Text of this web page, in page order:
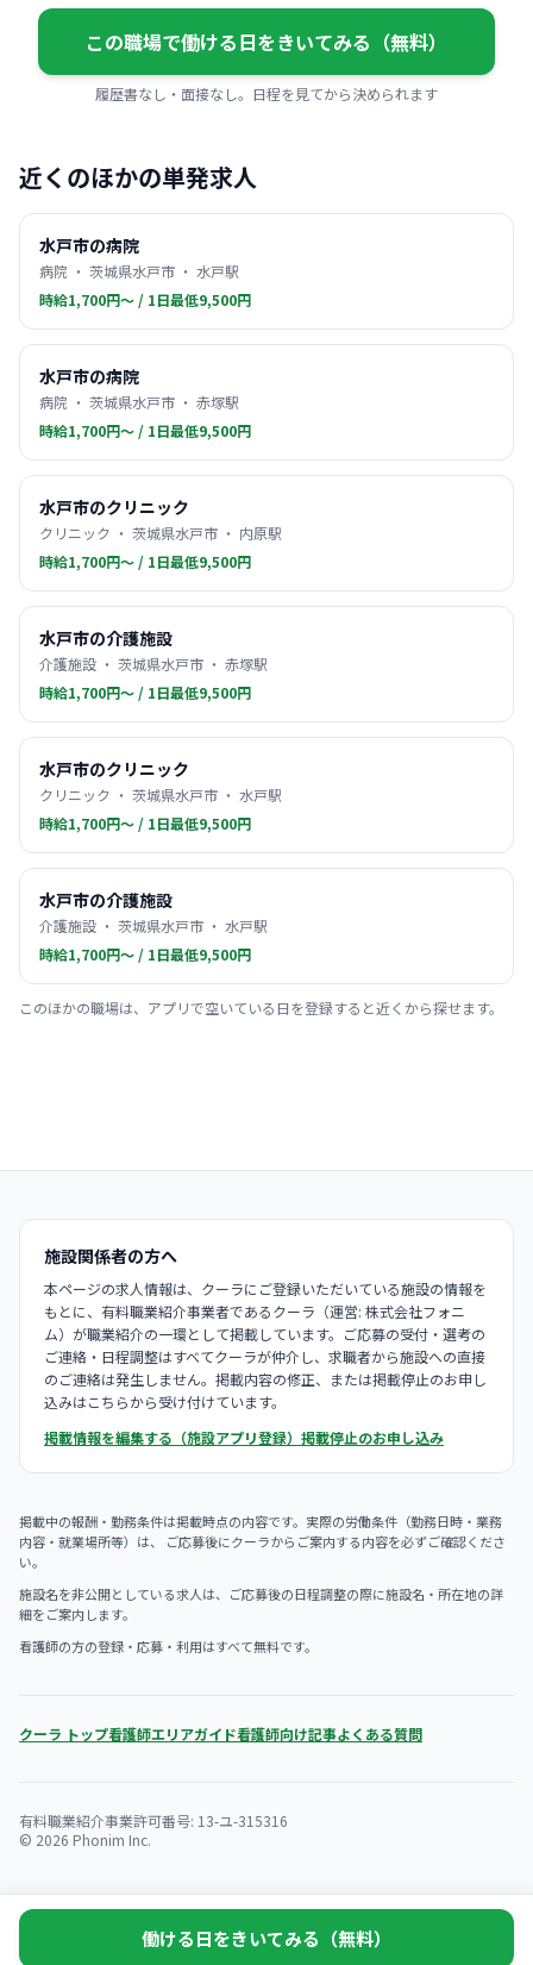
この職場で働ける日をきいてみる（無料）
履歴書なし・面接なし。日程を見てから決められます
近くのほかの単発求人
水戸市の病院
病院 ・ 茨城県水戸市 ・ 水戸駅
時給1,700円〜 / 1日最低9,500円
水戸市の病院
病院 ・ 茨城県水戸市 ・ 赤塚駅
時給1,700円〜 / 1日最低9,500円
水戸市のクリニック
クリニック ・ 茨城県水戸市 ・ 内原駅
時給1,700円〜 / 1日最低9,500円
水戸市の介護施設
介護施設 ・ 茨城県水戸市 ・ 赤塚駅
時給1,700円〜 / 1日最低9,500円
水戸市のクリニック
クリニック ・ 茨城県水戸市 ・ 水戸駅
時給1,700円〜 / 1日最低9,500円
水戸市の介護施設
介護施設 ・ 茨城県水戸市 ・ 水戸駅
時給1,700円〜 / 1日最低9,500円
このほかの職場は、アプリで空いている日を登録すると近くから探せます。
施設関係者の方へ
本ページの求人情報は、クーラにご登録いただいている施設の情報を
もとに、有料職業紹介事業者であるクーラ（運営: 株式会社フォニ
ム）が職業紹介の一環として掲載しています。ご応募の受付・選考の
ご連絡・日程調整はすべてクーラが仲介し、求職者から施設への直接
のご連絡は発生しません。掲載内容の修正、または掲載停止のお申し
込みはこちらから受け付けています。
掲載情報を編集する（施設アプリ登録） 掲載停止のお申し込み
掲載中の報酬・勤務条件は掲載時点の内容です。実際の労働条件（勤務日時・業務
内容・就業場所等）は、 ご応募後にクーラからご案内する内容を必ずご確認くださ
い。
施設名を非公開としている求人は、ご応募後の日程調整の際に施設名・所在地の詳
細をご案内します。
看護師の方の登録・応募・利用はすべて無料です。
クーラ トップ看護師エリアガイド看護師向け記事よくある質問
有料職業紹介事業許可番号: 13-ユ-315316
© 2026 Phonim Inc.
働ける日をきいてみる（無料）